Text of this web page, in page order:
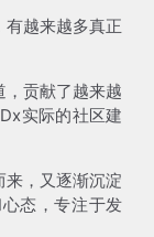
越来越多真正
贡献了越来越
实际的社区建
来，又逐渐沉淀
态，专注于发